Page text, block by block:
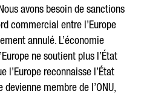
avons besoin de sanctions
commercial entre l’Europe
annulé. L’économie
ne soutient plus l’État
l’Europe reconnaisse l’État
membre de l’ONU,